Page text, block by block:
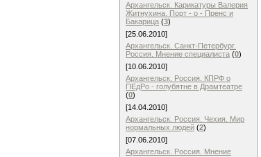
Архангельск. Карикатуры Валерия
Житнухина. Порт - о - Пренс и
Бакарица (3)
[25.06.2010]
Архангельск. Санкт-Петербург.
Россия. Мнение специалиста (0)
[10.06.2010]
Архангельск. Россия. КПРФ о
ПЕдРо - голубятне в Драмтеатре
(0)
[14.04.2010]
Архангельск. Россия. Чехия. Мир
нормальных людей (2)
[07.06.2010]
Архангельск. Россия. Мнение